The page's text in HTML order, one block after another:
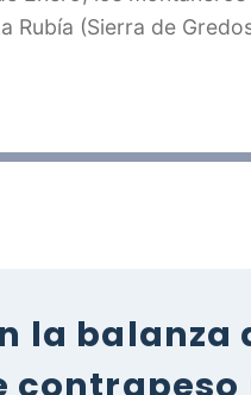
Rubía (Sierra de
la